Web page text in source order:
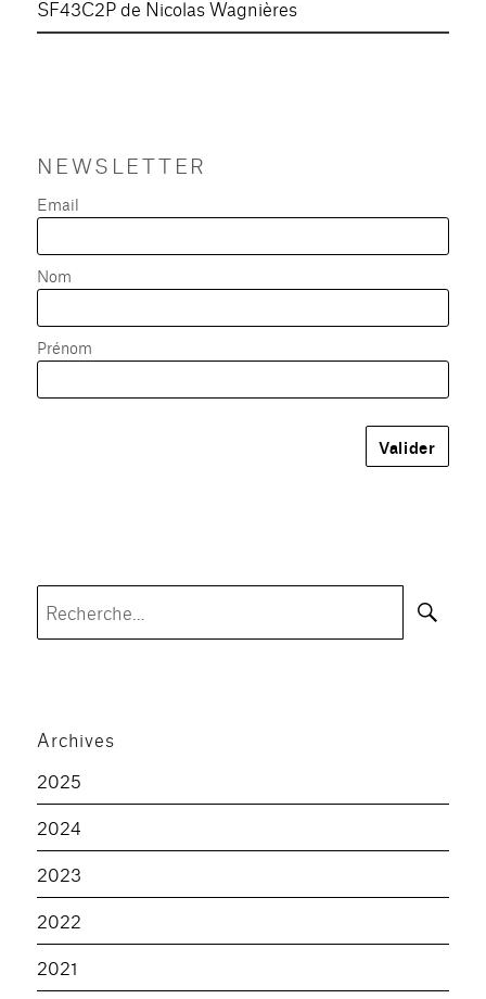
SF43C2P de Nicolas Wagnières
NEWSLETTER
Email
Nom
Prénom
Archives
2025
2024
2023
2022
2021